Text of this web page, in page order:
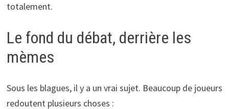
totalement.
Le fond du débat, derrière les
mèmes
Sous les blagues, il y a un vrai sujet. Beaucoup de joueurs
redoutent plusieurs choses :